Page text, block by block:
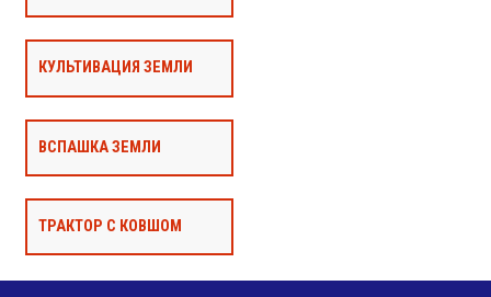
КУЛЬТИВАЦИЯ ЗЕМЛИ
ВСПАШКА ЗЕМЛИ
ТРАКТОР С КОВШОМ